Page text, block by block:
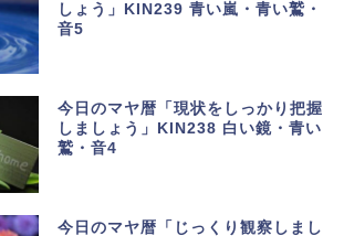
しょう」KIN239 青い嵐・青い鷲・
音5
今日のマヤ暦「現状をしっかり把握
しましょう」KIN238 白い鏡・青い
鷲・音4
今日のマヤ暦「じっくり観察しまし